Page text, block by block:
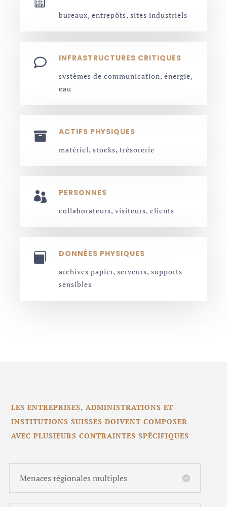
bureaux, entrepôts, sites industriels
 INFRASTRUCTURES CRITIQUES
systèmes de communication, énergie,
eau
 ACTIFS PHYSIQUES
matériel, stocks, trésorerie
 PERSONNES
collaborateurs, visiteurs, clients
 DONNÉES PHYSIQUES
archives papier, serveurs, supports
sensibles
LES ENTREPRISES, ADMINISTRATIONS ET
INSTITUTIONS SUISSES DOIVENT COMPOSER
AVEC PLUSIEURS CONTRAINTES SPÉCIFIQUES
Menaces régionales multiples